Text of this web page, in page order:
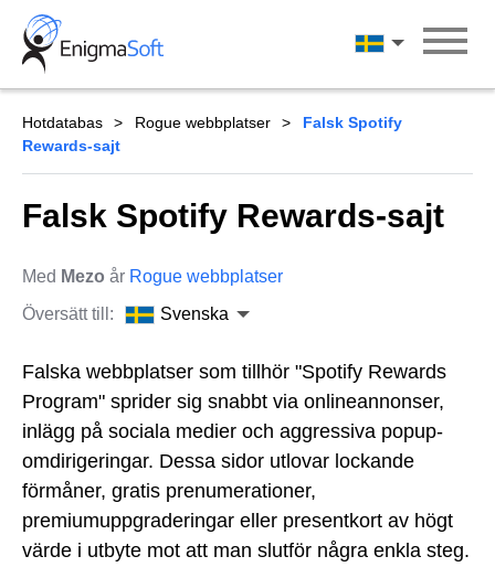
Skip
content
Svenska
Hotdatabas Rogue webbplatser
Falsk Spotify
Rewards-sajt
Falsk Spotify Rewards-sajt
Med Mezo år Rogue webbplatser
Översätt till:
Svenska
Falska webbplatser som tillhör "Spotify Rewards
Program" sprider sig snabbt via onlineannonser,
inlägg på sociala medier och aggressiva popup-
omdirigeringar. Dessa sidor utlovar lockande
förmåner, gratis prenumerationer,
premiumuppgraderingar eller presentkort av högt
värde i utbyte mot att man slutför några enkla steg.